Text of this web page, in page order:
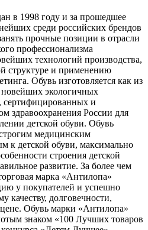
в 1998 году и за прошедшее
среди российских брендов
прочные позиции в отрасли
профессионализма
технологий производства,
структуре и применению
Обувь изготовляется как из
новейших экологичных
сертифицированных и
здравоохранения России для
детской обуви. Обувь
медицинским
к детской обуви, максимально
строения детской
развитие. За более чем
марка «Антилопа»
у покупателей и успешно
качеству, долговечности,
Обувь марки «Антилопа»
знаком «100 Лучших товаров